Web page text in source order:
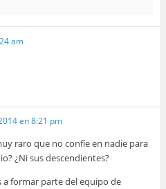
am
en 8:21 pm
raro que no confíe en nadie para
¿Ni sus descendientes?
a formar parte del equipo de